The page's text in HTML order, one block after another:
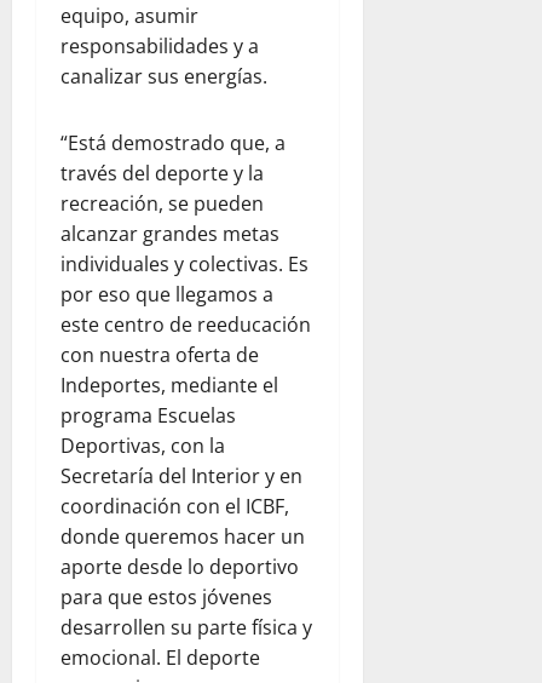
equipo, asumir
responsabilidades y a
canalizar sus energías.
“Está demostrado que, a
través del deporte y la
recreación, se pueden
alcanzar grandes metas
individuales y colectivas. Es
por eso que llegamos a
este centro de reeducación
con nuestra oferta de
Indeportes, mediante el
programa Escuelas
Deportivas, con la
Secretaría del Interior y en
coordinación con el ICBF,
donde queremos hacer un
aporte desde lo deportivo
para que estos jóvenes
desarrollen su parte física y
emocional. El deporte